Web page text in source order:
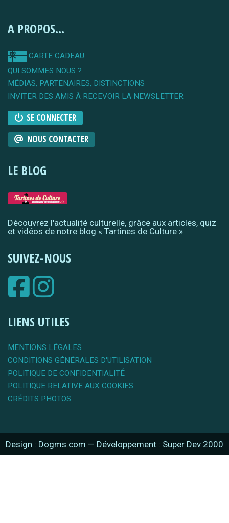
A PROPOS...
CARTE CADEAU
QUI SOMMES NOUS ?
MÉDIAS, PARTENAIRES, DISTINCTIONS
INVITER DES AMIS À RECEVOIR LA NEWSLETTER
SE CONNECTER
NOUS CONTACTER
LE BLOG
Découvrez l'actualité culturelle, grâce aux articles, quiz
et vidéos de notre blog « Tartines de Culture »
SUIVEZ-NOUS
LIENS UTILES
MENTIONS LÉGALES
CONDITIONS GÉNÉRALES D'UTILISATION
POLITIQUE DE CONFIDENTIALITÉ
POLITIQUE RELATIVE AUX COOKIES
CRÉDITS PHOTOS
Design : Dogms.com — Développement : Super Dev 2000